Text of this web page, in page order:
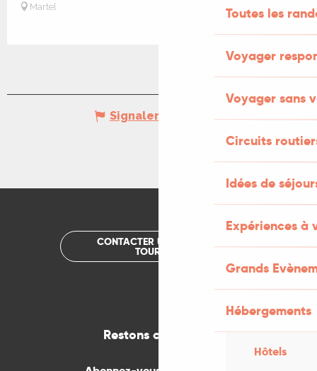
Toutes les
Voyager
Voyager sans
Circuits
Idées de
Expériences à
Grands
Hébergements
Hôtels
Martel
Signaler une erreur
CONTACTER UN OFFICE DE
TOURISME
Restons connectés